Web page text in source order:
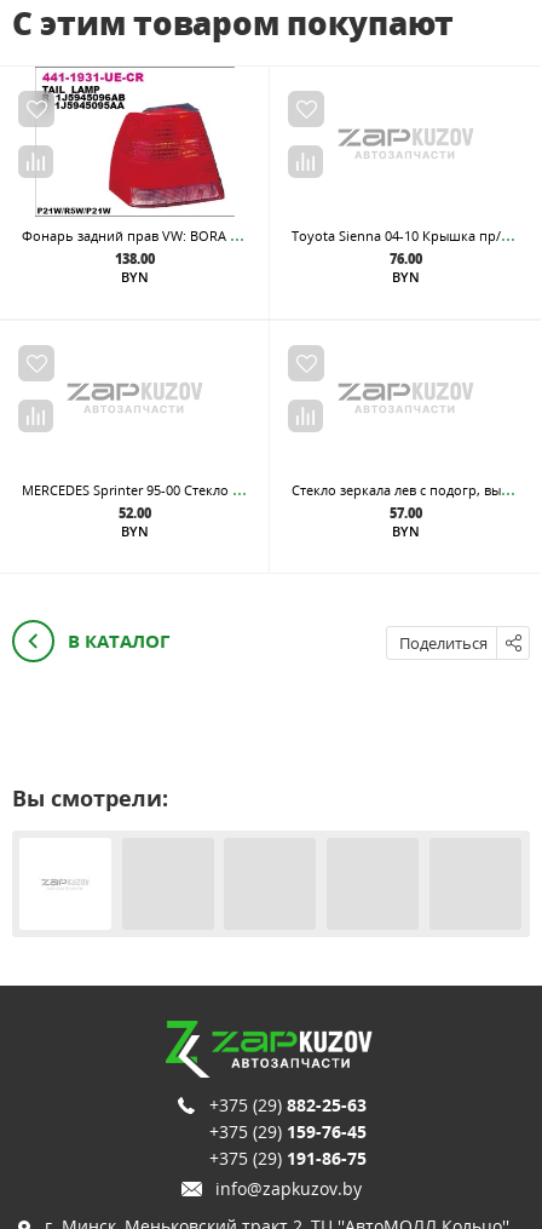
С этим товаром покупают
Фон
арь задний прав VW: BORA 98-04
138.00
BYN
Toy
ota Sienna 04-10 Крышка пр/тум фары R ( 06-10 )
76.00
BYN
MER
CEDES Sprinter 95-00 Стекло зеркало с под. ел. L
52.00
BYN
Сте
кло зеркала лев с подогр, выпукл Hyundai Tucson ix35 10-
57.00
BYN
В КАТАЛОГ Поделиться
Вы смотрели:
+375 (29) 882-25-63
+375 (29) 159-76-45
+375 (29) 191-86-75
info@zapkuzov.by